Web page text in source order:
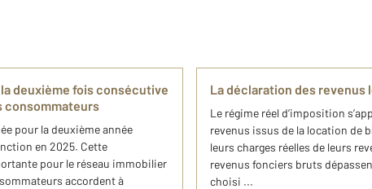
la deuxième fois consécutive
consommateurs
pour la deuxième année
en 2025. Cette
pour le réseau immobilier
accordent à
La déclaration des revenus
Le régime réel d’imposition
revenus issus de la location de
leurs charges réelles de leurs
revenus fonciers bruts
choisi ...